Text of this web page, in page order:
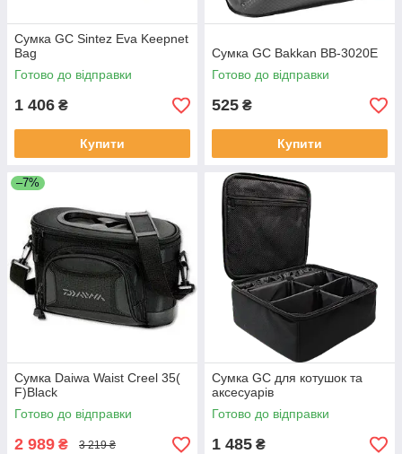
Сумка GC Sintez Eva Keepnet
Bag
Готово до відправки
1 406 ₴
Купити
Сумка GC Bakkan ВВ-3020E
Готово до відправки
525 ₴
Купити
–7%
Сумка Daiwa Waist Creel 35(
F)Black
Готово до відправки
2 989 ₴ 3 219 ₴
Сумка GC для котушок та
аксесуарів
Готово до відправки
1 485 ₴